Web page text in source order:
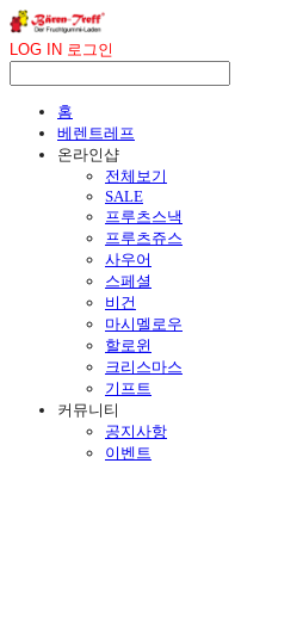
LOG IN 로그인
홈
베렌트레프
온라인샵
전체보기
SALE
프루츠스낵
프루츠쥬스
사우어
스페셜
비건
마시멜로우
할로윈
크리스마스
기프트
커뮤니티
공지사항
이벤트